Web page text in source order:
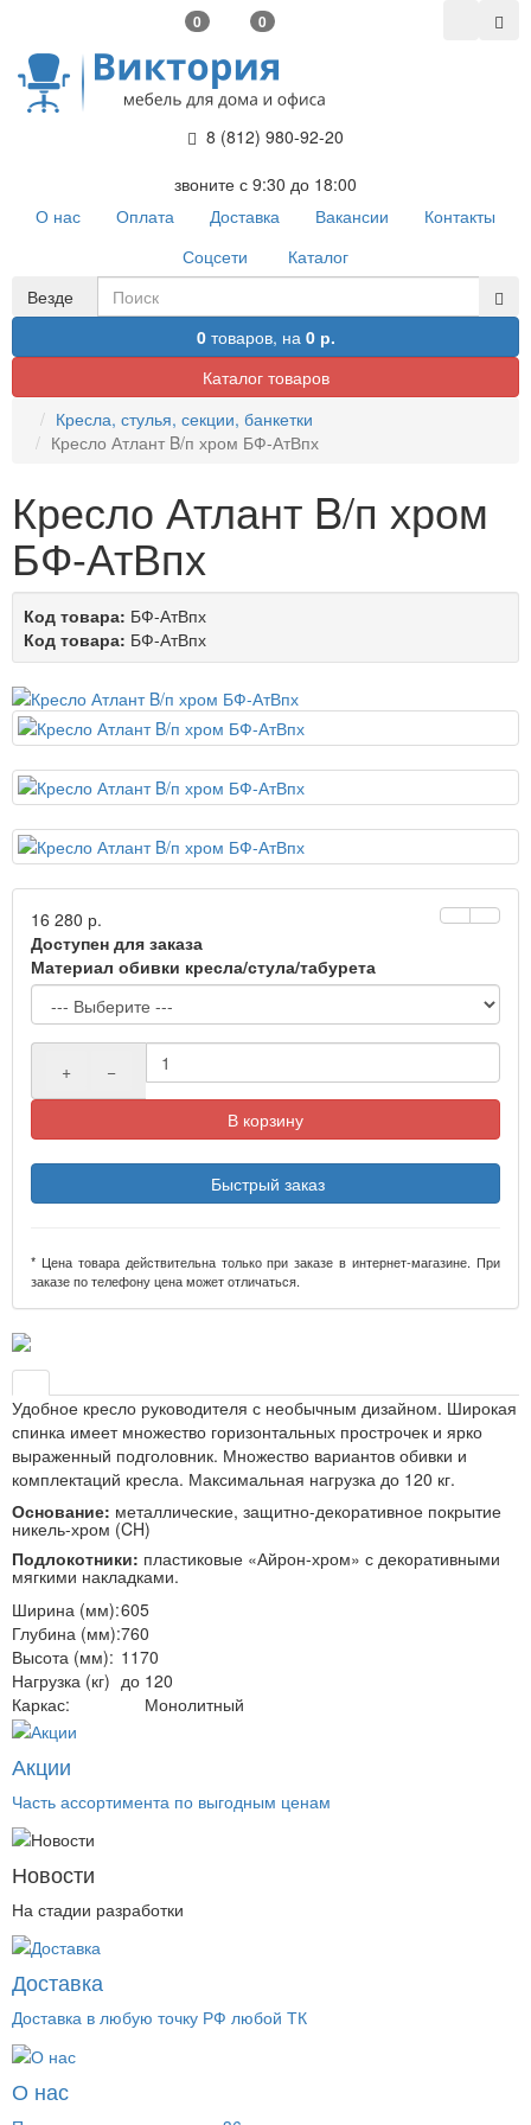
0 0
8 (812) 980-92-20
звоните с 9:30 до 18:00
О нас
Оплата Доставка Вакансии
Контакты
Соцсети
Каталог
Везде
0товаров, на 0 р.
Каталог товаров
Кресла, стулья, секции, банкетки
Кресло Атлант B/п хром БФ-АтВпх
Кресло Атлант B/п хром
БФ-АтВпх
Код товара: БФ-АтВпх
Код товара: БФ-АтВпх
16 280 р.
Доступен для заказа
Материал обивки кресла/стула/табурета
+ −
В корзину
Быстрый заказ
* Цена товара действительна только при заказе в интернет-магазине. При
заказе по телефону цена может отличаться.
Удобное кресло руководителя с необычным дизайном. Широкая
спинка имеет множество горизонтальных прострочек и ярко
выраженный подголовник. Множество вариантов обивки и
комплектаций кресла. Максимальная нагрузка до 120 кг.
Основание: металлические, защитно-декоративное покрытие
никель-хром (CH)
Подлокотники: пластиковые «Айрон-хром» с декоративными
мягкими накладками.
Ширина (мм):605
Глубина (мм):760
Высота (мм): 1170
Нагрузка (кг) до 120
Каркас:
Монолитный
Акции
Часть ассортимента по выгодным ценам
Новости
На стадии разработки
Доставка
Доставка в любую точку РФ любой ТК
О нас